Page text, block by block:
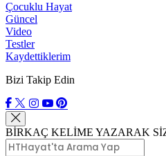
Çocuklu Hayat
Güncel
Video
Testler
Kaydettiklerim
Bizi Takip Edin
BİRKAÇ KELİME YAZARAK